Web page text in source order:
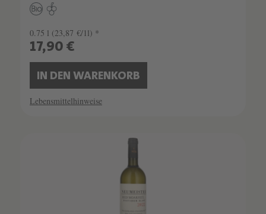
0.75 l (23,87 €/1l) *
17,90 €
IN DEN WARENKORB
Lebensmittelhinweise